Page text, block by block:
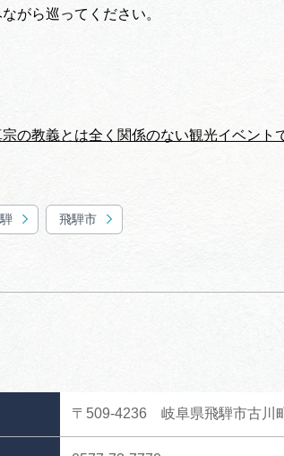
がら巡ってください。
の教義とは全く関係のない観光イベント
飛騨市
〒509-4236 岐阜県飛騨市古川